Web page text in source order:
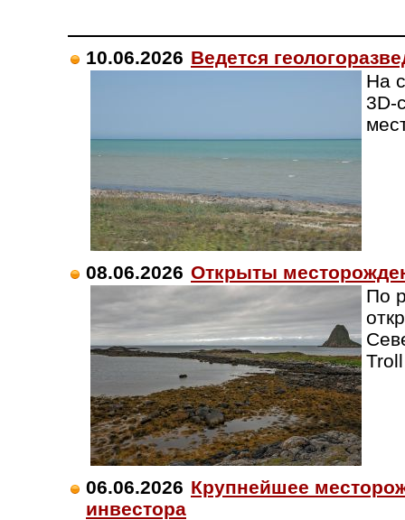
10.06.2026 Ведется
На
3D-
08.06.2026 Открыты
По
06.06.2026 Крупнейшее
инвестора